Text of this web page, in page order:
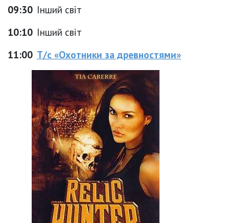
09:30 Інший світ
10:10 Інший світ
11:00 Т/с «Охотники за древностями»